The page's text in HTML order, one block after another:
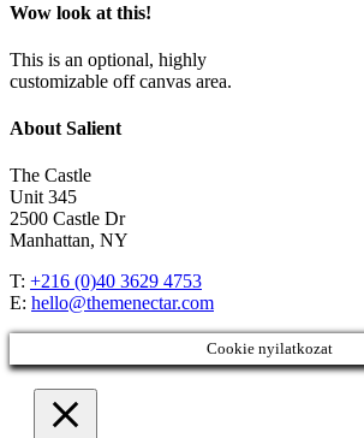
Wow look at this!
This is an optional, highly
customizable off canvas area.
About Salient
The Castle
Unit 345
2500 Castle Dr
Manhattan, NY
T: +216 (0)40 3629 4753
E: hello@themenectar.com
Cookie nyilatkozat